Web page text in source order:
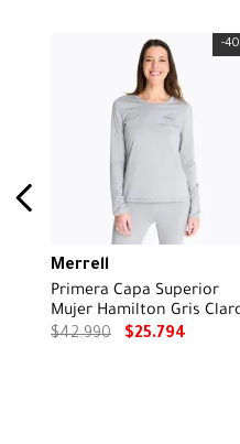
-40
Merrell
Primera Capa Superior
Mujer Hamilton Gris
Merrell
$42.990 $25.794